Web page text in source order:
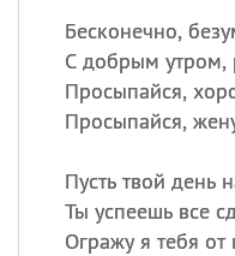
Бесконечно,
С добрым утром,
Просыпайся,
Просыпайся,
Пусть твой день
Ты успеешь все
Огражу я тебя от